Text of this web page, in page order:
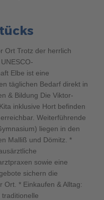
Ort Trotz der herrlich
Elbe ist eine
täglichen Bedarf direkt in
& Bildung Die Viktor-
inklusive Hort befinden
Weiterführende
liegen in den
Malliß und Dömitz. *
sowie eine
sichern die
Ort. * Einkaufen & Alltag: